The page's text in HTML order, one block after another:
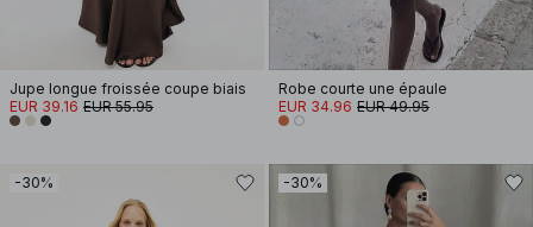
Jupe longue froissée coupe biais
EUR 39.16 EUR 55.95
Robe courte une épaule
EUR 34.96 EUR 49.95
-30% -30%